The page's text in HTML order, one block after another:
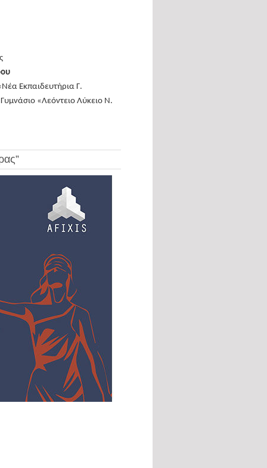
Εκπαιδευτήρια Γ.
«Λεόντειο Λύκειο Ν.